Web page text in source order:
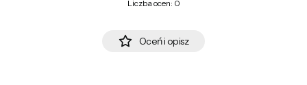
Liczba ocen: 0
Oceń i opisz